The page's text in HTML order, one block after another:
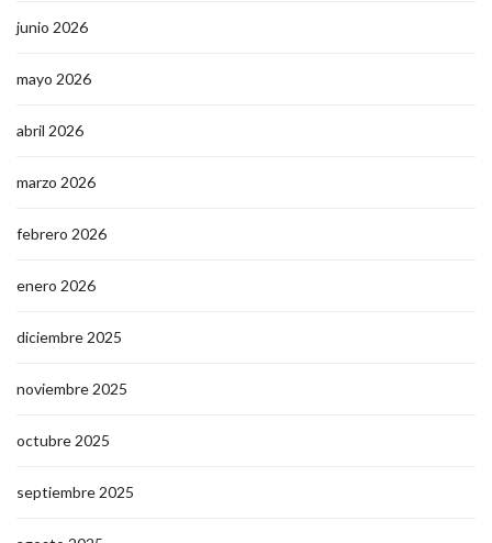
junio 2026
mayo 2026
abril 2026
marzo 2026
febrero 2026
enero 2026
diciembre 2025
noviembre 2025
octubre 2025
septiembre 2025